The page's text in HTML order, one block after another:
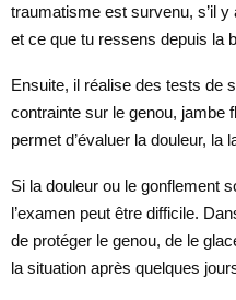
traumatisme est survenu, s’il
et ce que tu ressens depuis la
Ensuite, il réalise des tests de
contrainte sur le genou, jambe
permet d’évaluer la douleur, la
Si la douleur ou le gonflement
l’examen peut être difficile.
de protéger le genou, de le
la situation après quelques